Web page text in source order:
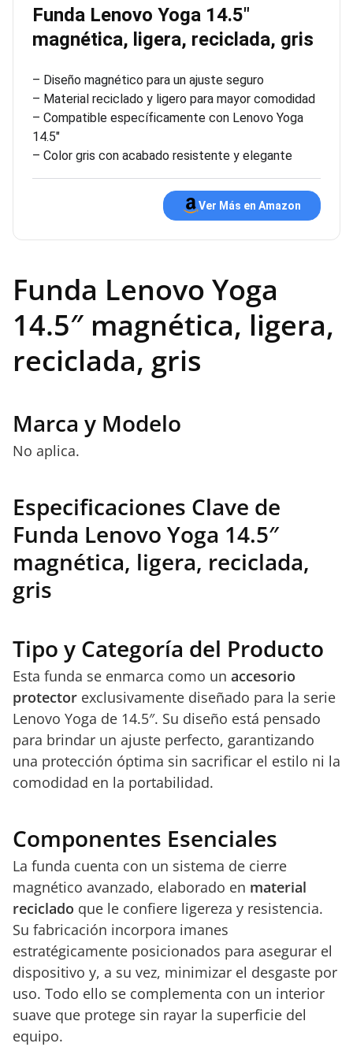
Funda Lenovo Yoga 14.5″
magnética, ligera, reciclada, gris
– Diseño magnético para un ajuste seguro
– Material reciclado y ligero para mayor comodidad
– Compatible específicamente con Lenovo Yoga
14.5″
– Color gris con acabado resistente y elegante
Ver Más en Amazon
Funda Lenovo Yoga
14.5″ magnética, ligera,
reciclada, gris
Marca y Modelo
No aplica.
Especificaciones Clave de
Funda Lenovo Yoga 14.5″
magnética, ligera, reciclada,
gris
Tipo y Categoría del Producto
Esta funda se enmarca como un accesorio
protector exclusivamente diseñado para la serie
Lenovo Yoga de 14.5″. Su diseño está pensado
para brindar un ajuste perfecto, garantizando
una protección óptima sin sacrificar el estilo ni la
comodidad en la portabilidad.
Componentes Esenciales
La funda cuenta con un sistema de cierre
magnético avanzado, elaborado en material
reciclado que le confiere ligereza y resistencia.
Su fabricación incorpora imanes
estratégicamente posicionados para asegurar el
dispositivo y, a su vez, minimizar el desgaste por
uso. Todo ello se complementa con un interior
suave que protege sin rayar la superficie del
equipo.